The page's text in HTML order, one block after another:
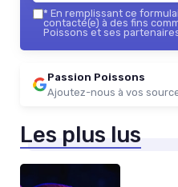
* En remplissant ce
contacté(e) à des fins
Poissons et ses
Passion Poissons
Ajoutez-nous à vos
Les plus lus